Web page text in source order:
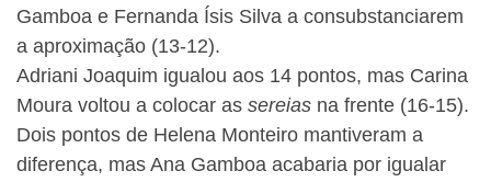
Gamboa e Fernanda Ísis Silva a consubstanciarem
a aproximação (13-12).
Adriani Joaquim igualou aos 14 pontos, mas Carina
Moura voltou a colocar as sereias na frente (16-15).
Dois pontos de Helena Monteiro mantiveram a
diferença, mas Ana Gamboa acabaria por igualar